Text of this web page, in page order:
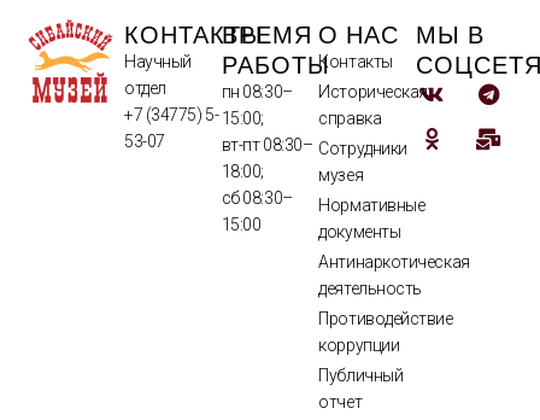
КОНТАКТЫ
Научный
отдел
+7 (34775) 5-
53-07
ВРЕМЯ
РАБОТЫ
пн 08:30–
15:00;
вт-пт 08:30–
18:00;
сб 08:30–
15:00
О НАС
Контакты
Историческая
справка
Сотрудники
музея
Нормативные
документы
Антинаркотическая
деятельность
Противодействие
коррупции
Публичный
отчет
МЫ В